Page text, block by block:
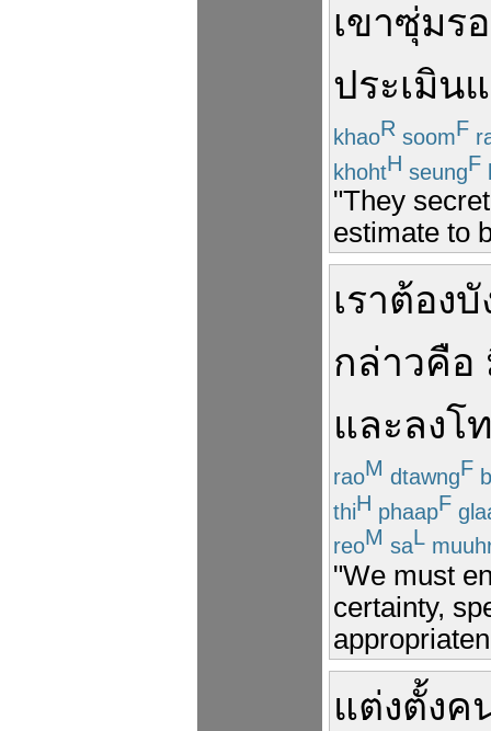
เขาซุ่มรอ
ประเมิน
khaoR soomF
khohtH seungF
"They
estimate to
เราต้องบั
กล่าวคือ
และลงโ
raoM dtawngF
thiH phaapF
reoM saL
"We must
certainty,
แต่งตั้งค